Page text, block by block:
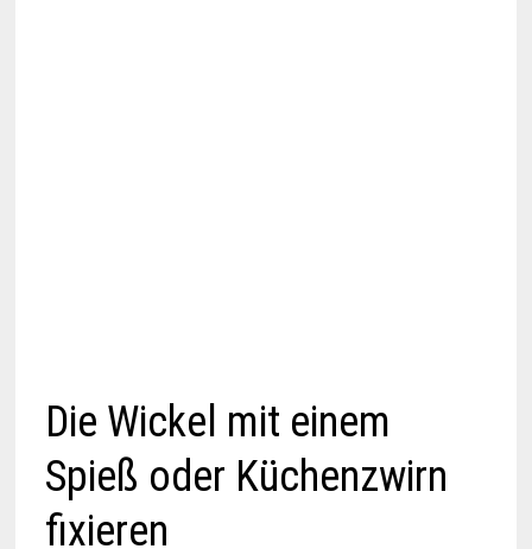
Die Wickel mit einem
Spieß oder Küchenzwirn
fixieren